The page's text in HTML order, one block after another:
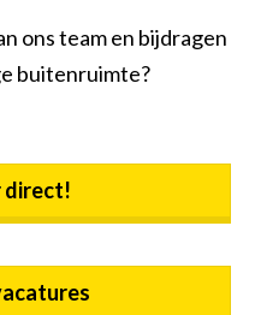
ons team en bijdragen
buitenruimte?
direct!